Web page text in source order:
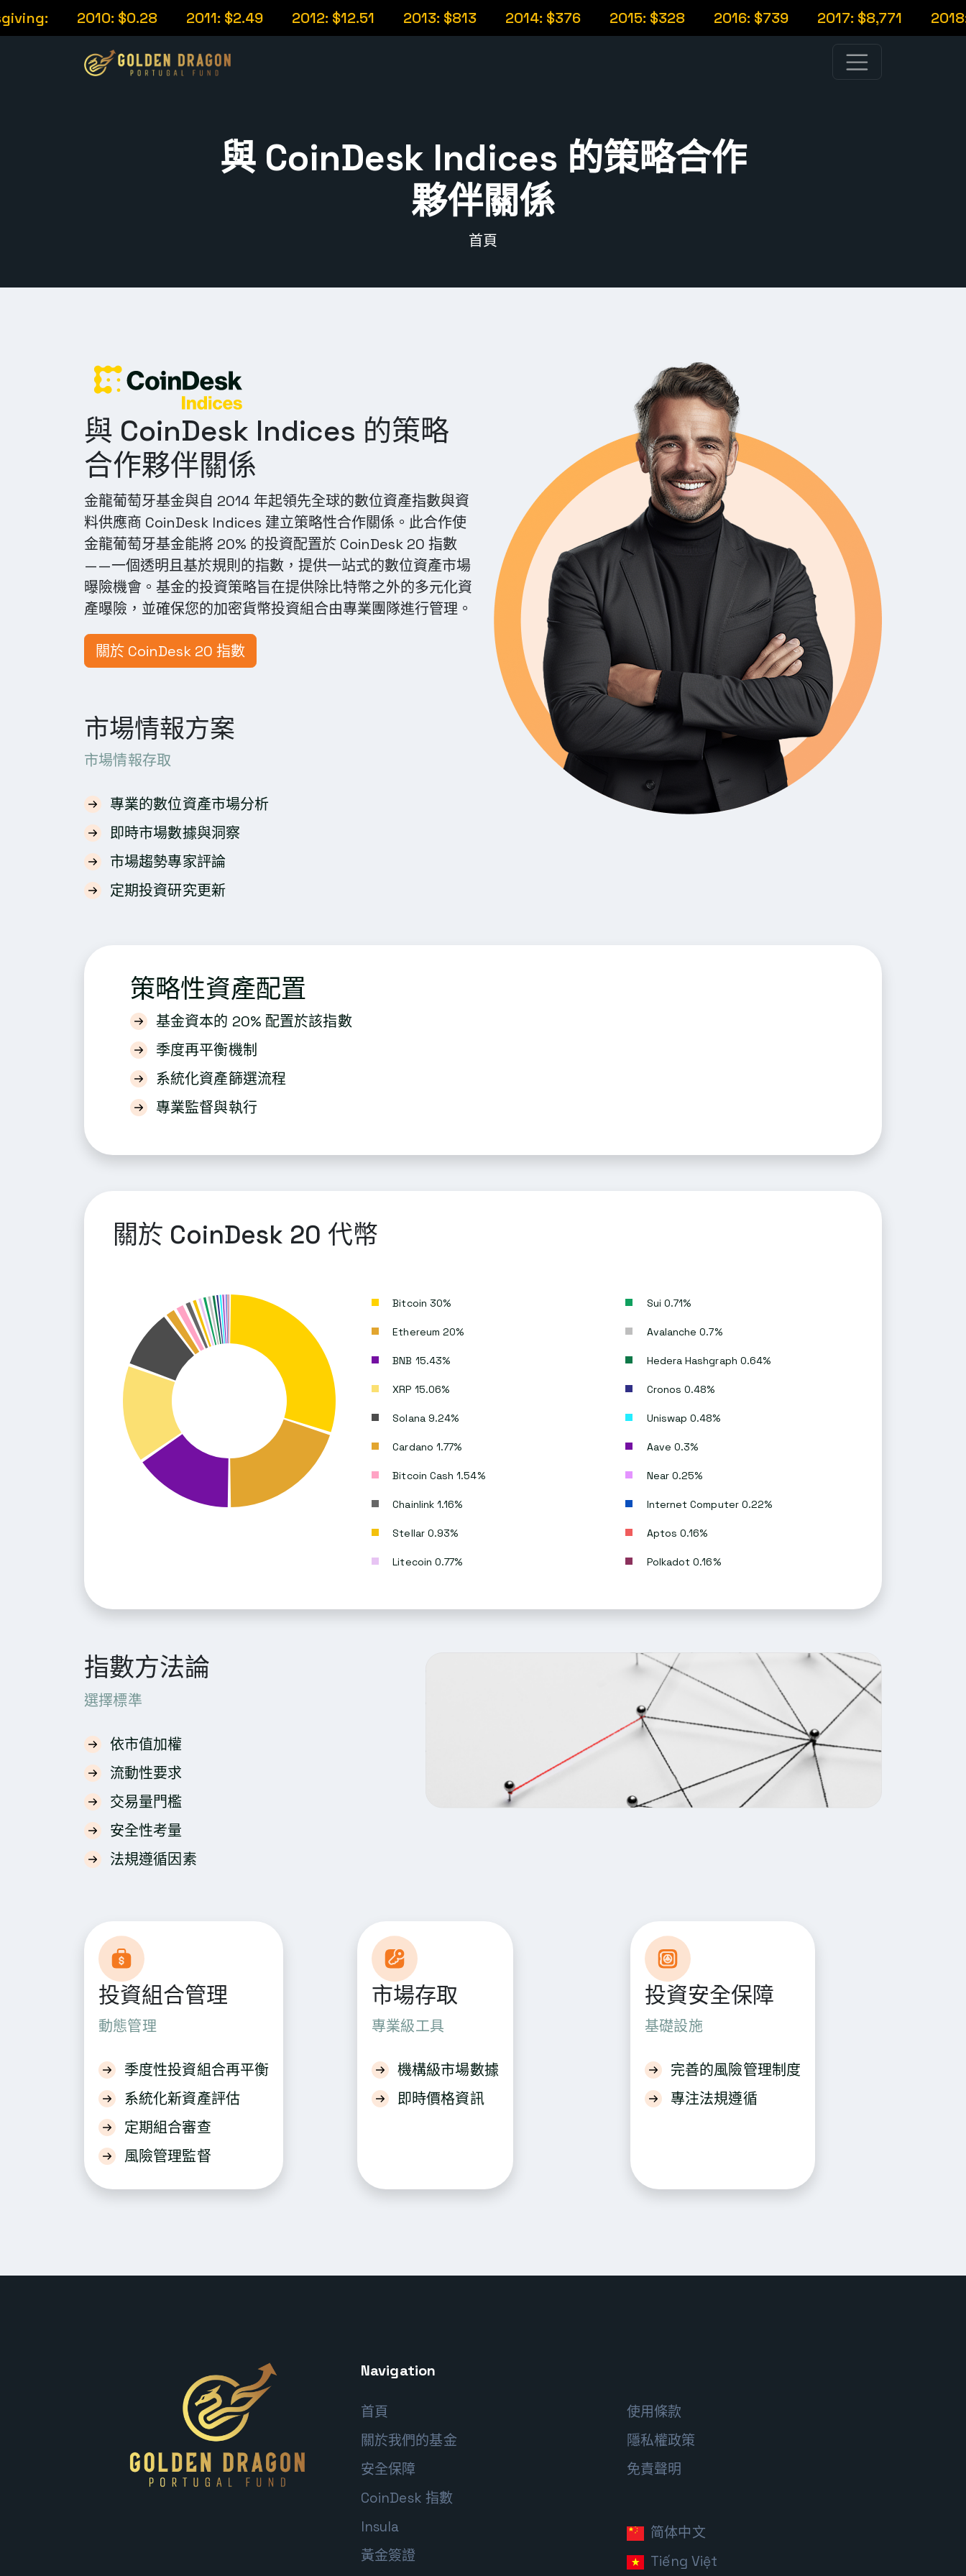
2010: $0.28 2011: $2.49 2012: $12.51 2013: $813 2014: $376 2015: $328 2016: $739 2017: $8,771 2018:
與 CoinDesk Indices 的策略合作
夥伴關係
首頁
與 CoinDesk Indices 的策略
合作夥伴關係
金龍葡萄牙基金與自 2014 年起領先全球的數位資產指數與資
料供應商 CoinDesk Indices 建立策略性合作關係。此合作使
金龍葡萄牙基金能將 20% 的投資配置於 CoinDesk 20 指數
——一個透明且基於規則的指數，提供一站式的數位資產市場
曝險機會。基金的投資策略旨在提供除比特幣之外的多元化資
產曝險，並確保您的加密貨幣投資組合由專業團隊進行管理。
關於 CoinDesk 20 指數
市場情報方案
市場情報存取
專業的數位資產市場分析
即時市場數據與洞察
市場趨勢專家評論
定期投資研究更新
策略性資產配置
基金資本的 20% 配置於該指數
季度再平衡機制
系統化資產篩選流程
專業監督與執行
關於 CoinDesk 20 代幣
Bitcoin 30%
Ethereum 20%
BNB 15.43%
XRP 15.06%
Solana 9.24%
Cardano 1.77%
Bitcoin Cash 1.54%
Chainlink 1.16%
Stellar 0.93%
Litecoin 0.77%
Sui 0.71%
Avalanche 0.7%
Hedera Hashgraph 0.64%
Cronos 0.48%
Uniswap 0.48%
Aave 0.3%
Near 0.25%
Internet Computer 0.22%
Aptos 0.16%
Polkadot 0.16%
指數方法論
選擇標準
依市值加權
流動性要求
交易量門檻
安全性考量
法規遵循因素
投資組合管理
動態管理
季度性投資組合再平衡
系統化新資產評估
定期組合審查
風險管理監督
市場存取
專業級工具
機構級市場數據
即時價格資訊
投資安全保障
基礎設施
完善的風險管理制度
專注法規遵循
Navigation
首頁
關於我們的基金
安全保障
CoinDesk 指數
Insula
黃金簽證
使用條款
隱私權政策
免責聲明
简体中文
Tiếng Việt